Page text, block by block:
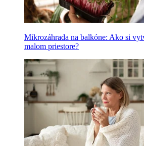
Mikrozáhrada na balkóne: Ako si
malom priestore?